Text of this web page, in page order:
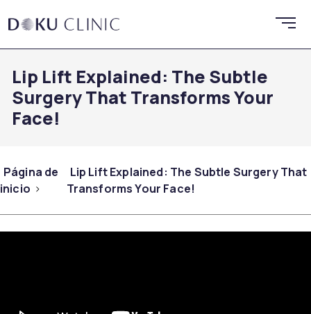
Lip Lift Explained: The Subtle
Surgery That Transforms Your
Face!
Página de
inicio
Lip Lift Explained: The Subtle Surgery That
Transforms Your Face!